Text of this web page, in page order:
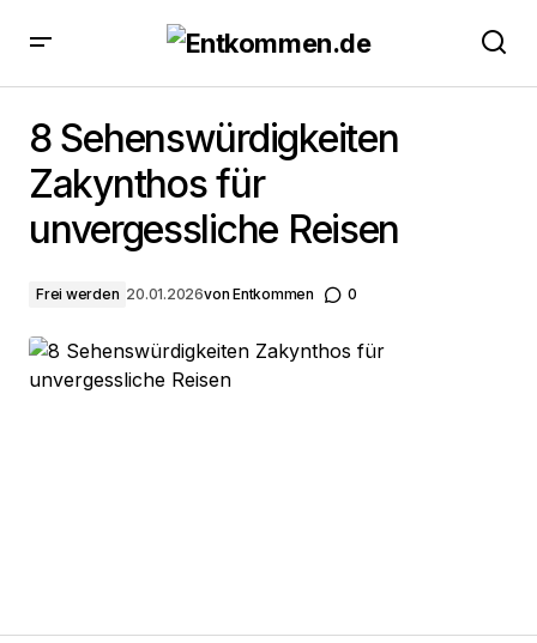
Reisen
8 Sehenswürdigkeiten
Zakynthos für
unvergessliche Reisen
Frei werden 20.01.2026von Entkommen 0